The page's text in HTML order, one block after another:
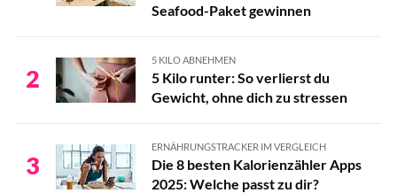
Seafood-Paket gewinnen
2
5 KILO ABNEHMEN
5 Kilo runter: So verlierst du
Gewicht, ohne dich zu stressen
3
ERNÄHRUNGSTRACKER IM VERGLEICH
Die 8 besten Kalorienzähler Apps
2025: Welche passt zu dir?